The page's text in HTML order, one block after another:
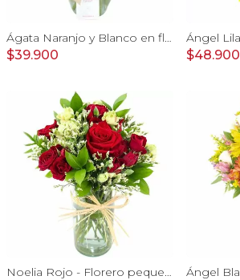
Ágata Naranjo y Blanco en florero - rosas, astromelias
$39.900 $48.900
Noelia Rojo - Florero pequeño con Rosas, mini rosas, mini claveles y limonium